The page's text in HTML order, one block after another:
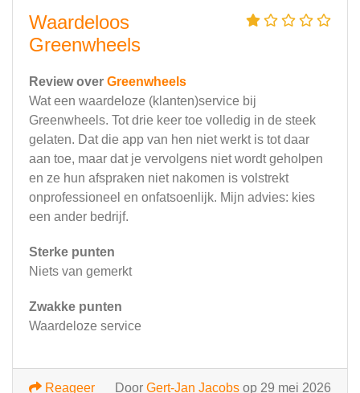
Waardeloos
Greenwheels
Review over Greenwheels
Wat een waardeloze (klanten)service bij
Greenwheels. Tot drie keer toe volledig in de steek
gelaten. Dat die app van hen niet werkt is tot daar
aan toe, maar dat je vervolgens niet wordt geholpen
en ze hun afspraken niet nakomen is volstrekt
onprofessioneel en onfatsoenlijk. Mijn advies: kies
een ander bedrijf.
Sterke punten
Niets van gemerkt
Zwakke punten
Waardeloze service
Door Gert-Jan Jacobs op 29 mei 2026
Reageer